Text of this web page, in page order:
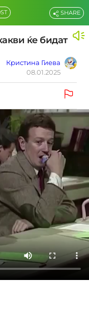
ќе бидат
Кристина Гиева
08.01.2025
SHARE